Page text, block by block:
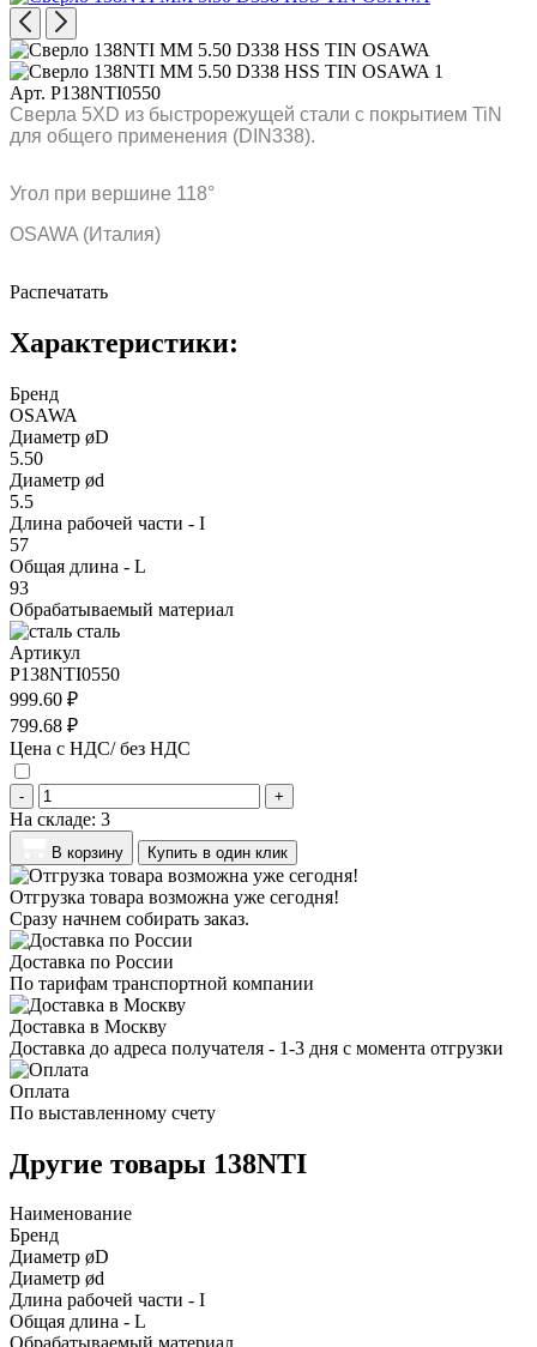
Арт. P138NTI0550
Сверла 5XD из быстрорежущей стали с покрытием TiN
для общего применения (DIN338).
Угол при вершине 118°
OSAWA (Италия)
Распечатать
Характеристики:
Бренд
OSAWA
Диаметр øD
5.50
Диаметр ød
5.5
Длина рабочей части - I
57
Общая длина - L
93
Обрабатываемый материал
сталь
Артикул
P138NTI0550
999.60 ₽
799.68 ₽
Цена с НДС/ без НДС
- +
На складе: 3
В корзину Купить в один клик
Отгрузка товара возможна уже сегодня!
Сразу начнем собирать заказ.
Доставка по России
По тарифам транспортной компании
Доставка в Москву
Доставка до адреса получателя - 1-3 дня с момента отгрузки
Оплата
По выставленному счету
Другие товары 138NTI
Наименование
Бренд
Диаметр øD
Диаметр ød
Длина рабочей части - I
Общая длина - L